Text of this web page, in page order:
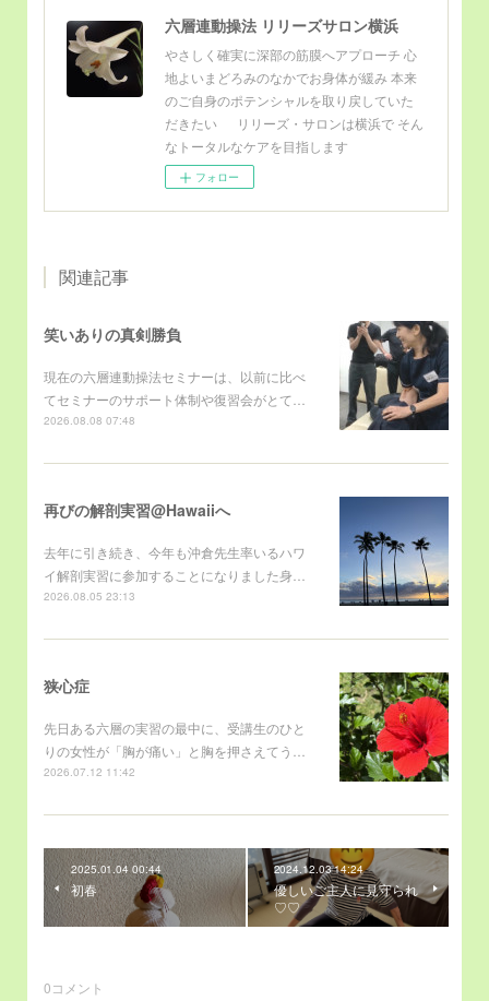
六層連動操法 リリーズサロン横浜
やさしく確実に深部の筋膜へアプローチ 心
地よいまどろみのなかでお身体が緩み 本来
のご自身のポテンシャルを取り戻していた
だきたい リリーズ・サロンは横浜で そん
なトータルなケアを目指します
フォロー
関連記事
笑いありの真剣勝負
現在の六層連動操法セミナーは、以前に比べ
てセミナーのサポート体制や復習会がとて…
2026.08.08 07:48
再びの解剖実習@Hawaiiへ
去年に引き続き、今年も沖倉先生率いるハワ
イ解剖実習に参加することになりました身…
2026.08.05 23:13
狭心症
先日ある六層の実習の最中に、受講生のひと
りの女性が「胸が痛い」と胸を押さえてう…
2026.07.12 11:42
2025.01.04 00:44
初春
2024.12.03 14:24
優しいご主人に見守られ
♡♡
0コメント